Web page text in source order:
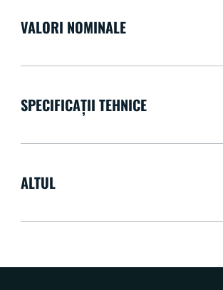
VALORI NOMINALE
SPECIFICAȚII TEHNICE
ALTUL